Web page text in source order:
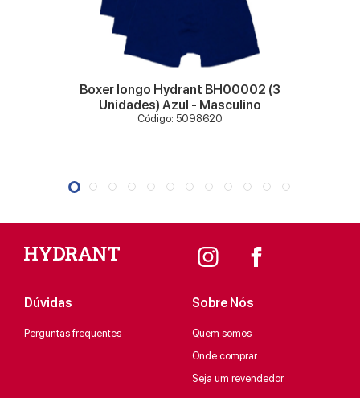
Boxer longo Hydrant BH00002 (3
Unidades) Azul - Masculino
Código: 5098620
Dúvidas
Perguntas frequentes
Sobre Nós
Quem somos
Onde comprar
Seja um revendedor